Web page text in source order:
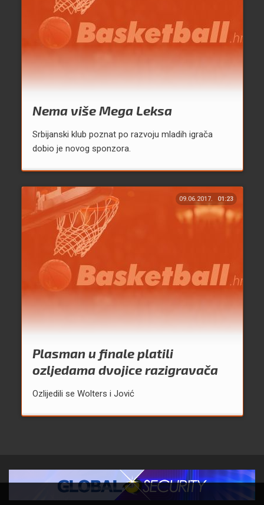
Nema više Mega Leksa
Srbijanski klub poznat po razvoju mladih igrača
dobio je novog sponzora.
09.06.2017. 01:23
Plasman u finale platili
ozljedama dvojice razigravača
Ozlijedili se Wolters i Jović